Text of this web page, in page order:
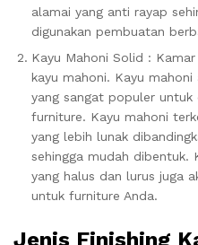
alamai yang anti rayap
digunakan pembuatan
Kayu Mahoni Solid :
kayu mahoni. Kayu
yang sangat populer untuk
furniture. Kayu mahoni
yang lebih lunak
sehingga mudah dibentuk.
yang halus dan lurus juga
untuk furniture Anda.
Jenis Finishing